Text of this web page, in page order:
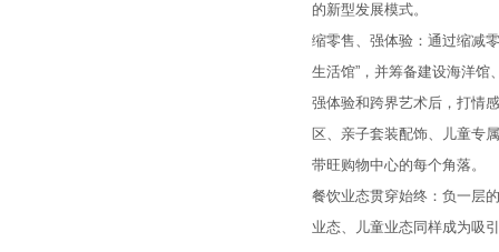
的新型发展模式。
缩零售、强体验：通过缩减
生活馆”，并筹备建设海洋
强体验和跨界艺术后，打情
区、亲子套装配饰、儿童专
带旺购物中心的每个角落。
餐饮业态贯穿始终：负一层
业态、儿童业态同样成为吸